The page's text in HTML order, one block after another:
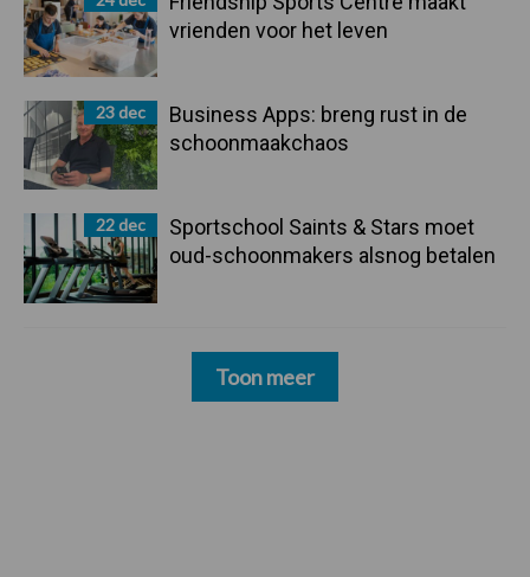
vrienden voor het leven
23 dec
Business Apps: breng rust in de
schoonmaakchaos
22 dec
Sportschool Saints & Stars moet
oud-schoonmakers alsnog betalen
Toon meer